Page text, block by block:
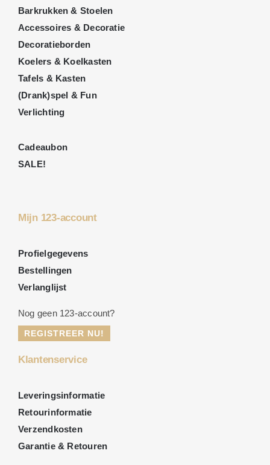
Barkrukken & Stoelen
Accessoires & Decoratie
Decoratieborden
Koelers & Koelkasten
Tafels & Kasten
(Drank)spel & Fun
Verlichting
Cadeaubon
SALE!
Mijn 123-account
Profielgegevens
Bestellingen
Verlanglijst
Nog geen 123-account?
REGISTREER NU!
Klantenservice
Leveringsinformatie
Retourinformatie
Verzendkosten
Garantie & Retouren